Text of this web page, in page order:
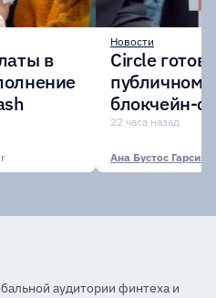
в
Новости
Circle
публичному
блокчейн-
участии
22 часа назад
Ана Бустос Гарсия
аудитории финтеха и